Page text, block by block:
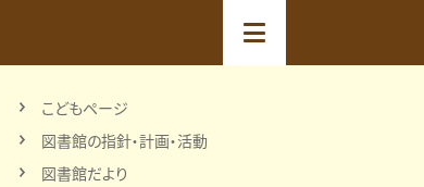
こどもページ
図書館の指針・計画・活動
図書館だより